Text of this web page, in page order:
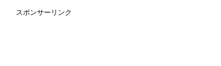
スポンサーリンク